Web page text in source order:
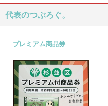
代表のつぶろぐ。
プレミアム商品券